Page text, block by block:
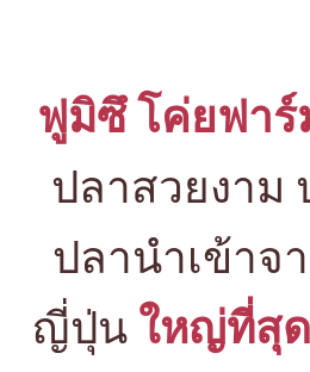
ฟูมิซึ โค่ยฟาร์
ปลาสวยงาม
ปลานำเข้าจ
ญี่ปุ่น ใหญ่ที่สุด